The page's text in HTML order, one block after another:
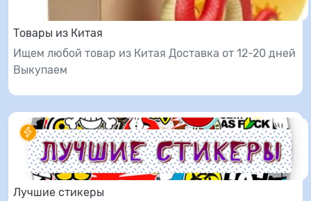
Товары из Китая
Ищем любой товар из Китая Доставка от 12-20 дней
Выкупаем
Лучшие стикеры